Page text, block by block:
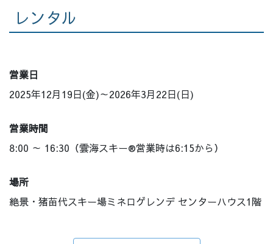
レンタル
営業日
2025年12月19日(金)～2026年3月22日(日)
営業時間
8:00 ～ 16:30（雲海スキー®営業時は6:15から）
場所
絶景・猪苗代スキー場ミネロゲレンデ センターハウス1階